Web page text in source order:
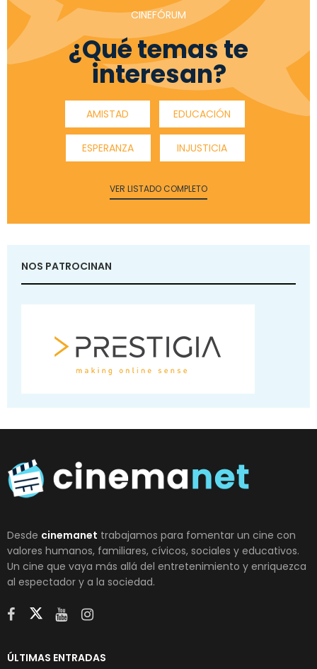
CINEFÓRUM
¿Qué temas te
interesan?
AMISTAD EDUCACIÓN
ESPERANZA INJUSTICIA
VER LISTADO COMPLETO
NOS PATROCINAN
Desde cinemanet trabajamos para fomentar un cine con
valores humanos, familiares, cívicos, sociales y educativos.
Un cine que vaya más allá del entretenimiento y enriquezca
al espectador y a la sociedad.
ÚLTIMAS ENTRADAS